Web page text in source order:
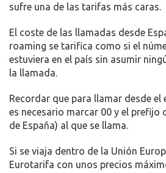
sufre una de las tarifas más caras.
El coste de las llamadas desde
roaming se tarifica como si el
estuviera en el país sin asumir
la llamada.
Recordar que para llamar desde
es necesario marcar 00 y el prefijo
de España) al que se llama.
Si se viaja dentro de la Unión
Eurotarifa con unos precios